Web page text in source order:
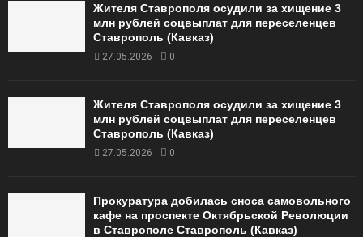
Жителя Ставрополя осудили за хищение 3
млн рублей соцвыплат для переселенцев
Ставрополь (Кавказ)
27.05.2026 0
Жителя Ставрополя осудили за хищение 3
млн рублей соцвыплат для переселенцев
Ставрополь (Кавказ)
27.05.2026 0
Прокуратура добилась сноса самовольного
кафе на проспекте Октябрьской Революции
в Ставрополе Ставрополь (Кавказ)